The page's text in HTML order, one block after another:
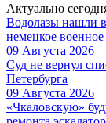
Актуально
Водолазы нашли
немецкое военное
09 Августа 2026
Суд не вернул
Петербурга
09 Августа 2026
«Чкаловскую»